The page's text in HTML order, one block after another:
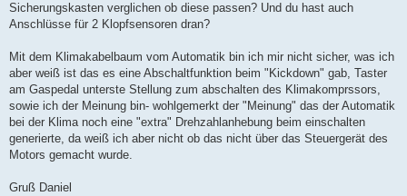
Sicherungskasten verglichen ob diese passen? Und du hast auch
Anschlüsse für 2 Klopfsensoren dran?
Mit dem Klimakabelbaum vom Automatik bin ich mir nicht sicher, was ich
aber weiß ist das es eine Abschaltfunktion beim "Kickdown" gab, Taster
am Gaspedal unterste Stellung zum abschalten des Klimakomprssors,
sowie ich der Meinung bin- wohlgemerkt der "Meinung" das der Automatik
bei der Klima noch eine "extra" Drehzahlanhebung beim einschalten
generierte, da weiß ich aber nicht ob das nicht über das Steuergerät des
Motors gemacht wurde.
Gruß Daniel